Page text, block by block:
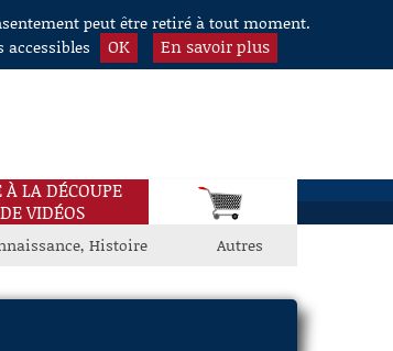
peut être retiré à tout moment.
accessibles
OK En savoir plus
LA DÉCOUPE
DE VIDÉOS
Histoire Autres